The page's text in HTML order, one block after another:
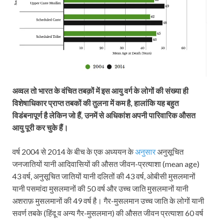
अव्वल तो भारत के वंचित तबक़ों में इस आयु वर्ग के लोगों की संख्या ही
विशेषाधिकार प्राप्त तबकों की तुलना में कम है, हालांकि यह बहुत
विडंबनापूर्ण है लेकिन जो हैं, उनमें से अधिकांश अपनी पारिवारिक औसत
आयु पूरी कर चुके हैं।
वर्ष 2004 से 2014 के बीच के एक अध्ययन केअनुसारअनुसूचित
जनजातियों यानी आदिवासियों की औसत जीवन-प्रत्याशा (mean age)
43 वर्ष, अनुसूचित जातियों यानी दलितों की 43 वर्ष, ओबीसी मुसलमानों
यानी पसमांदा मुसलमानों की 50 वर्ष और उच्च जाति मुसलमानों यानी
अशराफ़ मुसलमानों की 49 वर्ष है। गैर-मुसलमान उच्च जाति के लोगों यानी
सवर्ण तबके (हिंदू व अन्य गैर-मुसलमान) की औसत जीवन प्रत्याशा 60 वर्ष